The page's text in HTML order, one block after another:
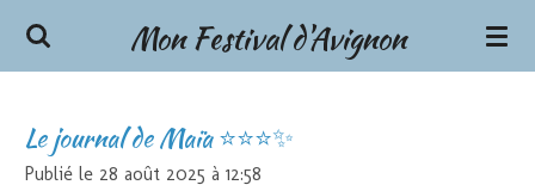
Passer
principal
Mon Festival d'Avignon
Le journal de Maïa ⭐⭐⭐✨
Publié le 28 août 2025 à 12:58